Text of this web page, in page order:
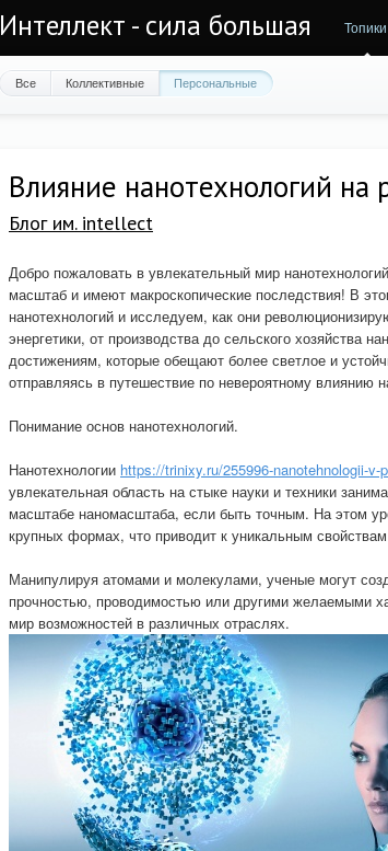
Интеллект - сила большая Топики
Все Коллективные Персональные
Влияние нанотехнологий на
Блог им. intellect
Добро пожаловать в увлекательный мир
масштаб и имеют макроскопические последствия! В
нанотехнологий и исследуем, как они
энергетики, от производства до сельского хозяйства
достижениям, которые обещают более светлое и
отправляясь в путешествие по невероятному влиянию
Понимание основ нанотехнологий.
Нанотехнологии https://trinixy.ru/255996-nanotehnologii-v-
увлекательная область на стыке науки и техники
масштабе наномасштаба, если быть точным. На этом
крупных формах, что приводит к уникальным
Манипулируя атомами и молекулами, ученые могут
прочностью, проводимостью или другими желаемыми
мир возможностей в различных отраслях.